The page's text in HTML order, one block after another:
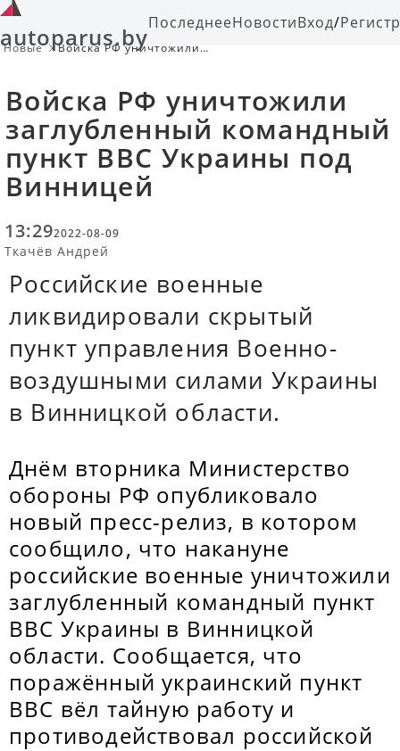
autoparus.byПоследнееНовостиВход/
Новые
Войска РФ уничтожили
Войска РФ уничтожили
заглубленный командный
пункт ВВС Украины под
Винницей
13:292022-08-09
Ткачёв Андрей
Российские военные
ликвидировали скрытый
пункт управления Военно-
воздушными силами Украины
в Винницкой области.
Днём вторника Министерство
обороны РФ опубликовало
новый пресс-релиз, в котором
сообщило, что накануне
российские военные уничтожили
заглубленный командный пункт
ВВС Украины в Винницкой
области. Сообщается, что
поражённый украинский пункт
ВВС вёл тайную работу и
противодействовал российской